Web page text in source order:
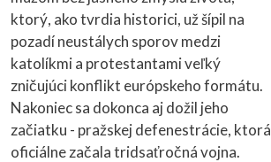
ktorý, ako tvrdia historici, už šípil na
pozadí neustálych sporov medzi
katolíkmi a protestantami veľký
zničujúci konflikt európskeho formátu.
Nakoniec sa dokonca aj dožil jeho
začiatku - pražskej defenestrácie, ktorá
oficiálne začala tridsaťročná vojna.